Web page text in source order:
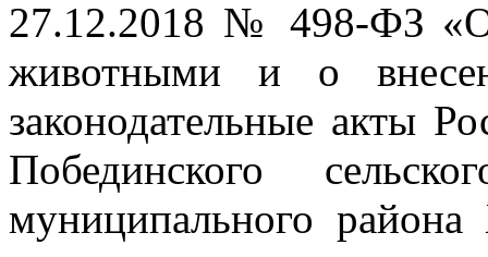
27.12.2018 № 498-ФЗ
животными и о
законодательные акты
Побединского
муниципального